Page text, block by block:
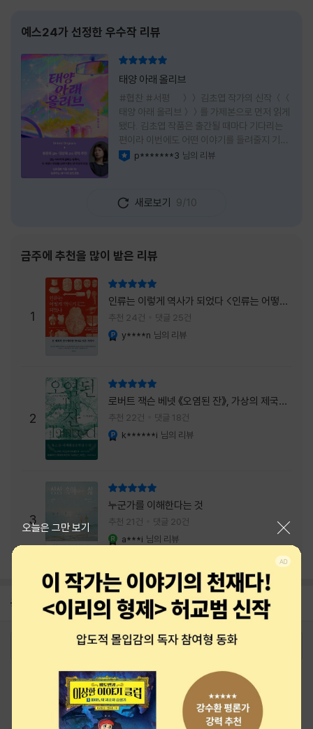
예스24가 선정한 우수작 리뷰
태양 아래 올리브
#협찬 #서평 ＞＞ 김초엽 작가의 신작 ＜＜
태양 아래 올리브＞＞를 가제본으로 먼저 읽게
됐다. 김초엽 작품은 출간될 때마다 기다리는
편이라 이번에도 어떤 이야기를 들려줄지 기대
가 컸다. 스포일러 없이 읽는 것이 가장 재미있
그 선택이 정말 잘한 일이었다. 첫 장부터 평범
하지 않았다. 사라진 누군가에게 보내는 메일로
흔적을 따라 낯선 나라를 여행하게 된다는 설정
이 무더운 여름을 벗어나는 피서처럼 흥미롭기
만 하다. 처음에는 단순한 추적 이야기인 줄 알
았는데, 읽을수록 전혀 다른 방향으로 흘러간
다. '왜 이런 일이 벌어졌을까?', '이 사람이 정
말 믿어도
p*******3 님의 리뷰
새로보기 9/10
금주에 추천을 많이 받은 리뷰
1
인류는 이렇게 역사가 되었다 <인류는 어떻게
역사가 되었나>
추천 24건 댓글 25건
y****n 님의 리뷰
2
로버트 잭슨 베넷 《오염된 잔》, 가상의 제국이
주는 실감과 미스터리 사건의 치밀함이 이루어
내는 최상의 시너지...
추천 22건 댓글 18건
k******i 님의 리뷰
3
누군가를 이해한다는 것
추천 21건 댓글 20건
a***i 님의 리뷰
공지 8월 신용카드 무이자할부 안내
2026-08-01
오늘은 그만 보기
최근 본 상품 주문/배송
고객센터 1544-3800 티켓 1544-6399
중고샵 1566-4295
eBook 1:1문의/채팅상담
예스이십사(주) 사업자 정보